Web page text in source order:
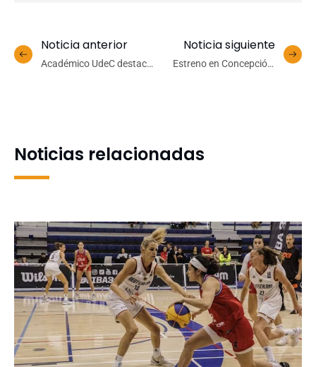
Noticia anterior
Académico UdeC destaca
Noticia siguiente
Estreno en Concepción:
Noticias relacionadas